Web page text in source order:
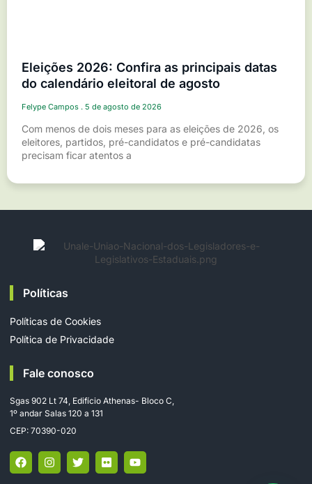
Eleições 2026: Confira as principais datas
do calendário eleitoral de agosto
Felype Campos 5 de agosto de 2026
Com menos de dois meses para as eleições de 2026, os
eleitores, partidos, pré-candidatos e pré-candidatas
precisam ficar atentos a
Políticas
Políticas de Cookies
Política de Privacidade
Fale conosco
Sgas 902 Lt 74, Edifício Athenas- Bloco C,
1º andar Salas 120 a 131
CEP: 70390-020